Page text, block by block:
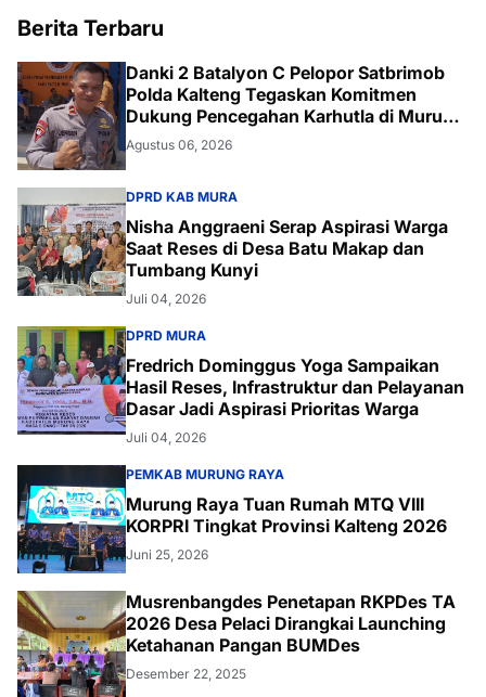
Berita Terbaru
Danki 2 Batalyon C Pelopor Satbrimob
Polda Kalteng Tegaskan Komitmen
Dukung Pencegahan Karhutla di Murung
Raya
Agustus 06, 2026
DPRD KAB MURA
Nisha Anggraeni Serap Aspirasi Warga
Saat Reses di Desa Batu Makap dan
Tumbang Kunyi
Juli 04, 2026
DPRD MURA
Fredrich Dominggus Yoga Sampaikan
Hasil Reses, Infrastruktur dan Pelayanan
Dasar Jadi Aspirasi Prioritas Warga
Juli 04, 2026
PEMKAB MURUNG RAYA
Murung Raya Tuan Rumah MTQ VIII
KORPRI Tingkat Provinsi Kalteng 2026
Juni 25, 2026
Musrenbangdes Penetapan RKPDes TA
2026 Desa Pelaci Dirangkai Launching
Ketahanan Pangan BUMDes
Desember 22, 2025